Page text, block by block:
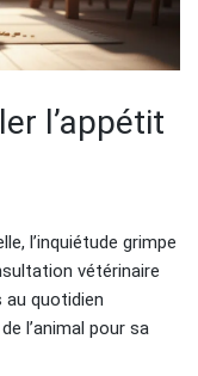
l’appétit
l’inquiétude grimpe
vétérinaire
quotidien
l’animal pour sa